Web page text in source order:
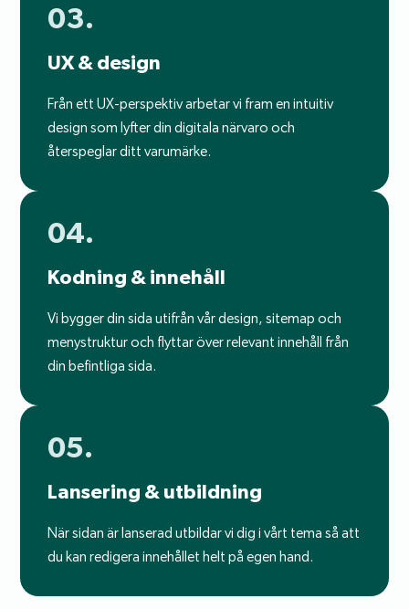
03.
UX & design
Från ett UX-perspektiv arbetar vi fram en intuitiv
design som lyfter din digitala närvaro och
återspeglar ditt varumärke.
04.
Kodning & innehåll
Vi bygger din sida utifrån vår design, sitemap och
menystruktur och flyttar över relevant innehåll från
din befintliga sida.
05.
Lansering & utbildning
När sidan är lanserad utbildar vi dig i vårt tema så att
du kan redigera innehållet helt på egen hand.